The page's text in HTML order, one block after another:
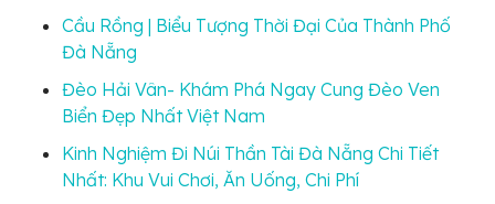
Cầu Rồng | Biểu Tượng Thời Đại Của Thành Phố
Đà Nẵng
Đèo Hải Vân- Khám Phá Ngay Cung Đèo Ven
Biển Đẹp Nhất Việt Nam
Kinh Nghiệm Đi Núi Thần Tài Đà Nẵng Chi Tiết
Nhất: Khu Vui Chơi, Ăn Uống, Chi Phí